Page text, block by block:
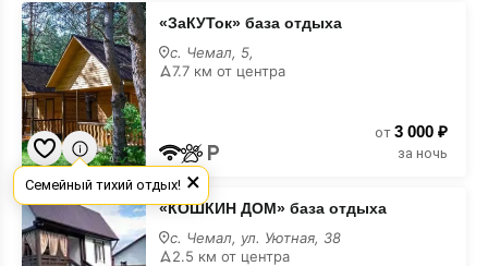
«ЗаКУТок»
база
отдыха
«ЗаКУТок» база отдыха
с. Чемал, 5,
7.7 км от центра
от 3 000 ₽
за ночь
«КОШКИН
ДОМ»
база
отдыха
«КОШКИН ДОМ» база отдыха
с. Чемал, ул. Уютная, 38
2.5 км от центра
×
Семейный тихий отдых!